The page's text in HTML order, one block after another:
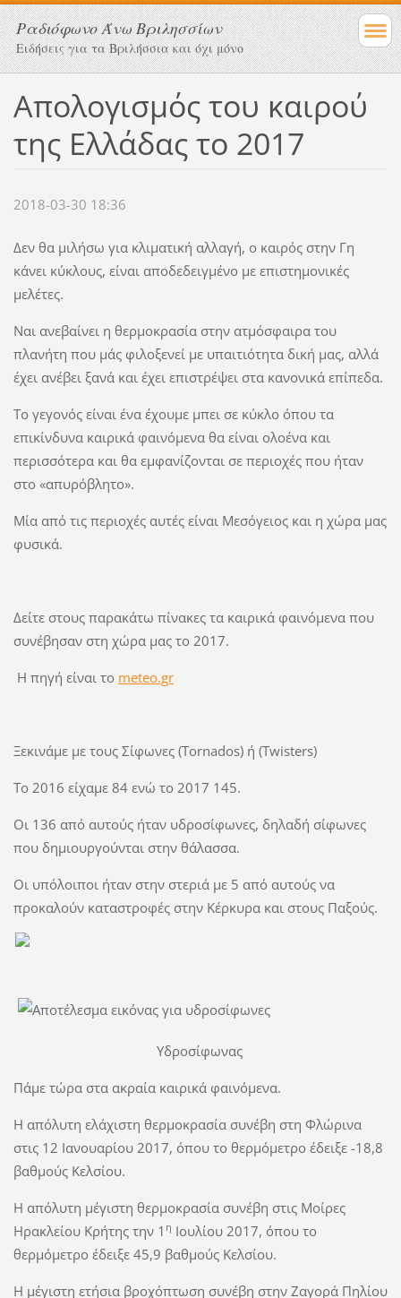
Ραδιόφωνο Άνω Βριλησσίων
Ειδήσεις για τα Βριλήσσια και όχι μόνο
Απολογισμός του καιρού
της Ελλάδας το 2017
2018-03-30 18:36
Δεν θα μιλήσω για κλιματική αλλαγή, ο καιρός στην Γη
κάνει κύκλους, είναι αποδεδειγμένο με επιστημονικές
μελέτες.
Ναι ανεβαίνει η θερμοκρασία στην ατμόσφαιρα του
πλανήτη που μάς φιλοξενεί με υπαιτιότητα δική μας, αλλά
έχει ανέβει ξανά και έχει επιστρέψει στα κανονικά επίπεδα.
Το γεγονός είναι ένα έχουμε μπει σε κύκλο όπου τα
επικίνδυνα καιρικά φαινόμενα θα είναι ολοένα και
περισσότερα και θα εμφανίζονται σε περιοχές που ήταν
στο «απυρόβλητο».
Μία από τις περιοχές αυτές είναι Μεσόγειος και η χώρα μας
φυσικά.
Δείτε στους παρακάτω πίνακες τα καιρικά φαινόμενα που
συνέβησαν στη χώρα μας το 2017.
Η πηγή είναι το meteo.gr
Ξεκινάμε με τους Σίφωνες (Tornados) ή (Twisters)
Το 2016 είχαμε 84 ενώ το 2017 145.
Οι 136 από αυτούς ήταν υδροσίφωνες, δηλαδή σίφωνες
που δημιουργούνται στην θάλασσα.
Οι υπόλοιποι ήταν στην στεριά με 5 από αυτούς να
προκαλούν καταστροφές στην Κέρκυρα και στους Παξούς.
Υδροσίφωνας
Πάμε τώρα στα ακραία καιρικά φαινόμενα.
Η απόλυτη ελάχιστη θερμοκρασία συνέβη στη Φλώρινα
στις 12 Ιανουαρίου 2017, όπου το θερμόμετρο έδειξε -18,8
βαθμούς Κελσίου.
Η απόλυτη μέγιστη θερμοκρασία συνέβη στις Μοίρες
Ηρακλείου Κρήτης την 1 η Ιουλίου 2017, όπου το
θερμόμετρο έδειξε 45,9 βαθμούς Κελσίου.
Η μέγιστη ετήσια βροχόπτωση συνέβη στην Ζαγορά Πηλίου